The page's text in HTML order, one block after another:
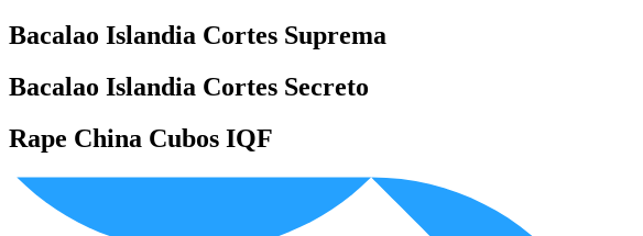
Bacalao Islandia Cortes Suprema
Bacalao Islandia Cortes Secreto
Rape China Cubos IQF